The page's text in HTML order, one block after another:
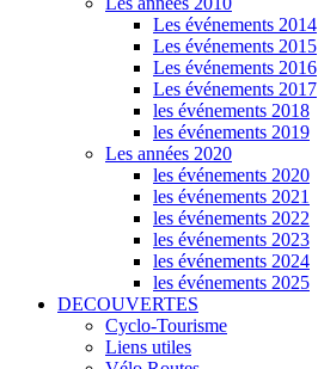
Les événements 2014
Les événements 2015
Les événements 2016
Les événements 2017
les événements 2018
les événements 2019
Les années 2020
les événements 2020
les événements 2021
les événements 2022
les événements 2023
les événements 2024
les événements 2025
DECOUVERTES
Cyclo-Tourisme
Liens utiles